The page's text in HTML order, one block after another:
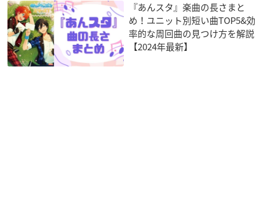
『あんスタ』楽曲の長さまと
め！ユニット別短い曲TOP5&効
率的な周回曲の見つけ方を解説
【2024年最新】